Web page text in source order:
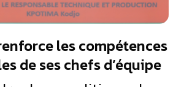
les compétences
de ses chefs d’équipe